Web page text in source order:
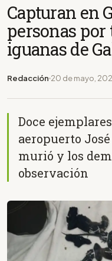
Capturan en
personas
iguanas de
Redacción 20 de mayo,
Doce
aeropuerto
murió y los
observación